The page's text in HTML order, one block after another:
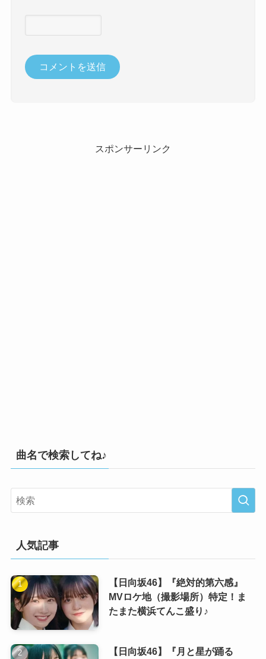
スポンサーリンク
曲名で検索してね♪
人気記事
【日向坂46】『絶対的第六感』
MVロケ地（撮影場所）特定！ま
たまた横浜てんこ盛り♪
【日向坂46】『月と星が踊る